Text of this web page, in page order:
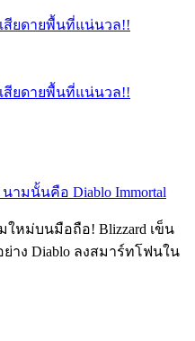
เสียดายพื้นที่แน่นวล!!
เสียดายพื้นที่แน่นวล!!
ามนั้นคือ Diablo Immortal
ใหม่บนมือถือ! Blizzard เข็น
ย่าง Diablo ลงสมาร์ทโฟนใน